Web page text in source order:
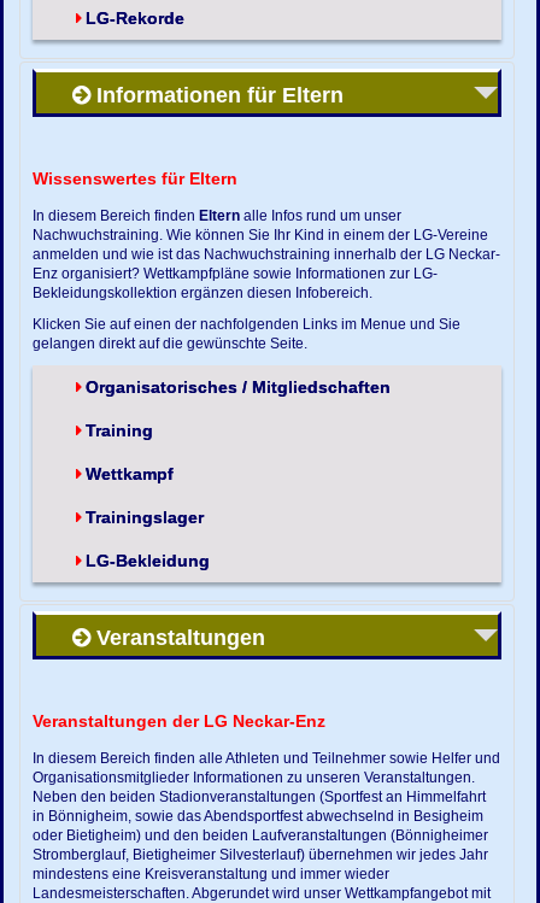
LG-Rekorde
Informationen für Eltern
Wissenswertes für Eltern
In diesem Bereich finden Eltern alle Infos rund um unser
Nachwuchstraining. Wie können Sie Ihr Kind in einem der LG-Vereine
anmelden und wie ist das Nachwuchstraining innerhalb der LG Neckar-
Enz organisiert? Wettkampfpläne sowie Informationen zur LG-
Bekleidungskollektion ergänzen diesen Infobereich.
Klicken Sie auf einen der nachfolgenden Links im Menue und Sie
gelangen direkt auf die gewünschte Seite.
Organisatorisches / Mitgliedschaften
Training
Wettkampf
Trainingslager
LG-Bekleidung
Veranstaltungen
Veranstaltungen der LG Neckar-Enz
In diesem Bereich finden alle Athleten und Teilnehmer sowie Helfer und
Organisationsmitglieder Informationen zu unseren Veranstaltungen.
Neben den beiden Stadionveranstaltungen (Sportfest an Himmelfahrt
in Bönnigheim, sowie das Abendsportfest abwechselnd in Besigheim
oder Bietigheim) und den beiden Laufveranstaltungen (Bönnigheimer
Stromberglauf, Bietigheimer Silvesterlauf) übernehmen wir jedes Jahr
mindestens eine Kreisveranstaltung und immer wieder
Landesmeisterschaften. Abgerundet wird unser Wettkampfangebot mit